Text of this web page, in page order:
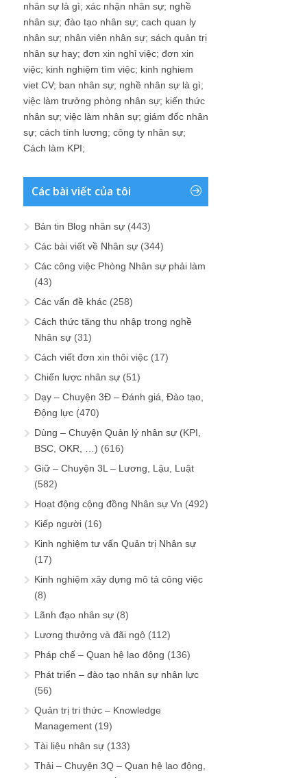
nhân sự là gì; xác nhận nhân sự; nghề
nhân sự; đào tạo nhân sự; cach quan ly
nhân sự; nhân viên nhân sự; sách quản trị
nhân sự hay; đơn xin nghỉ việc; đơn xin
việc; kinh nghiệm tìm việc; kinh nghiem
viet CV; ban nhân sự; nghề nhân sự là gì;
việc làm trưởng phòng nhân sự; kiến thức
nhân sự; việc làm nhân sự; giám đốc nhân
sự; cách tính lương; công ty nhân sự;
Cách làm KPI;
Các bài viết của tôi
Bản tin Blog nhân sự (443)
Các bài viết về Nhân sự (344)
Các công việc Phòng Nhân sự phải làm
(43)
Các vấn đề khác (258)
Cách thức tăng thu nhập trong nghề
Nhân sự (31)
Cách viết đơn xin thôi việc (17)
Chiến lược nhân sự (51)
Dạy – Chuyện 3Đ – Đánh giá, Đào tạo,
Động lực (470)
Dùng – Chuyện Quản lý nhân sự (KPI,
BSC, OKR, …) (616)
Giữ – Chuyện 3L – Lương, Lậu, Luật
(582)
Hoạt động cộng đồng Nhân sự Vn (492)
Kiếp người (16)
Kinh nghiệm tư vấn Quản trị Nhân sự
(17)
Kinh nghiệm xây dựng mô tả công việc
(8)
Lãnh đạo nhân sự (8)
Lương thưởng và đãi ngộ (112)
Pháp chế – Quan hệ lao động (136)
Phát triển – đào tạo nhân sự nhân lực
(56)
Quản trị tri thức – Knowledge
Management (19)
Tài liệu nhân sự (133)
Thải – Chuyện 3Q – Quan hệ lao động,